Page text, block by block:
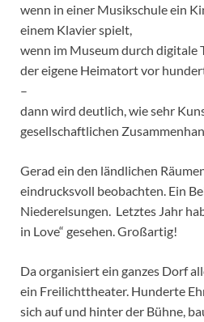
wenn in einer Musikschule ein
einem Klavier spielt,
wenn im Museum durch digitale
der eigene Heimatort vor
–
dann wird deutlich, wie sehr
gesellschaftlichen
Gerad ein den ländlichen
eindrucksvoll beobachten. Ein
Niederelsungen. Letztes Jahr
in Love“ gesehen. Großartig!
Da organisiert ein ganzes Dorf
ein Freilichttheater. Hunderte
sich auf und hinter der Bühne,